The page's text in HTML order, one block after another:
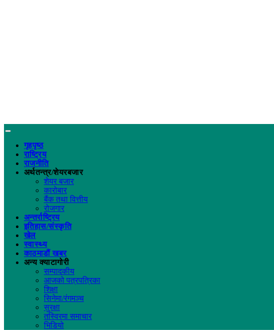
गृहपृष्ठ
राष्ट्रिय
राजनीति
अर्थतन्त्र/शेयरबजार
शेयर बजार
कारोबार
बैंक तथा वित्तीय
रोजगार
अन्तर्राष्ट्रिय
इतिहास/संस्कृति
खेल
स्वास्थ्य
काठमाडौं खबर
अन्य क्याटागोरी
सम्पादकीय
आजको पत्रपत्रिका
शिक्षा
सिनेमा/रंगमञ्च
सुरक्षा
तस्विरमा समाचार
भिडियो